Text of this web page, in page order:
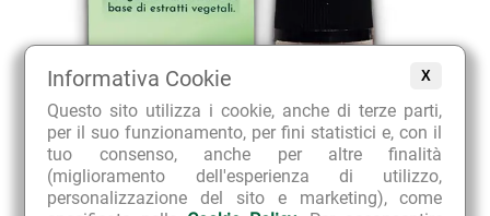
X
Informativa Cookie
Questo sito utilizza i cookie, anche di terze parti,
per il suo funzionamento, per fini statistici e, con il
tuo consenso, anche per altre finalità
(miglioramento dell'esperienza di utilizzo,
personalizzazione del sito e marketing), come